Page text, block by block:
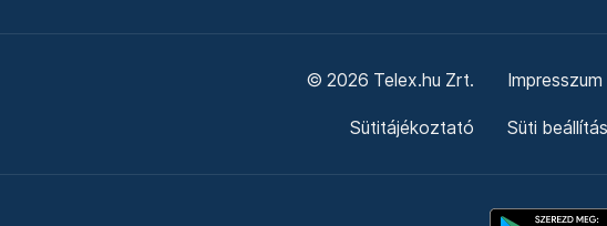
© 2026 Telex.hu Zrt. Impresszum
Sütitájékoztató Süti